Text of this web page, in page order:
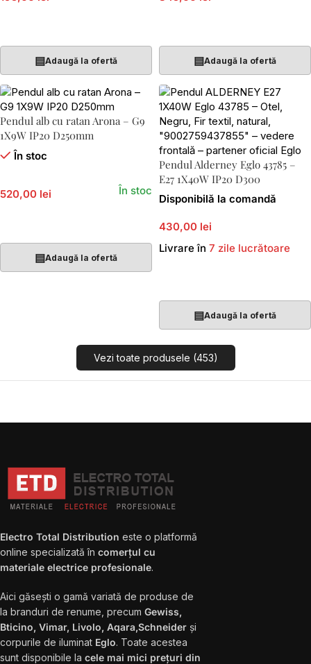
▤Adaugă la ofertă ▤Adaugă la ofertă
Pendul alb cu ratan Arona – G9
1X9W IP20 D250mm
În stoc
520,00 lei În stoc
▤Adaugă la ofertă
Pendul Alderney Eglo 43785 –
E27 1X40W IP20 D300
Disponibilă la comandă
430,00 lei
Livrare în 7 zile lucrătoare
▤Adaugă la ofertă
Vezi toate produsele (453)
Electro Total Distribution este o platformă
online specializată în comerțul cu
materiale electrice profesionale.
Aici găsești o gamă variată de produse de
la branduri de renume, precum Gewiss,
Bticino, Vimar, Livolo, Aqara,Schneider și
corpurile de iluminat Eglo. Toate acestea
sunt disponibile la cele mai mici prețuri din